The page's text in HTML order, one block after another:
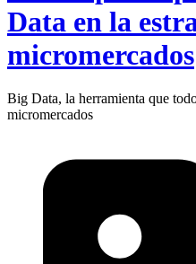
Data en la
micromercados
Big Data, la herramienta que
micromercados